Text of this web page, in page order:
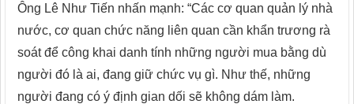
Ông Lê Như Tiến nhấn mạnh: “Các cơ quan quản lý nhà
nước, cơ quan chức năng liên quan cần khẩn trương rà
soát để công khai danh tính những người mua bằng dù
người đó là ai, đang giữ chức vụ gì. Như thế, những
người đang có ý định gian dối sẽ không dám làm.